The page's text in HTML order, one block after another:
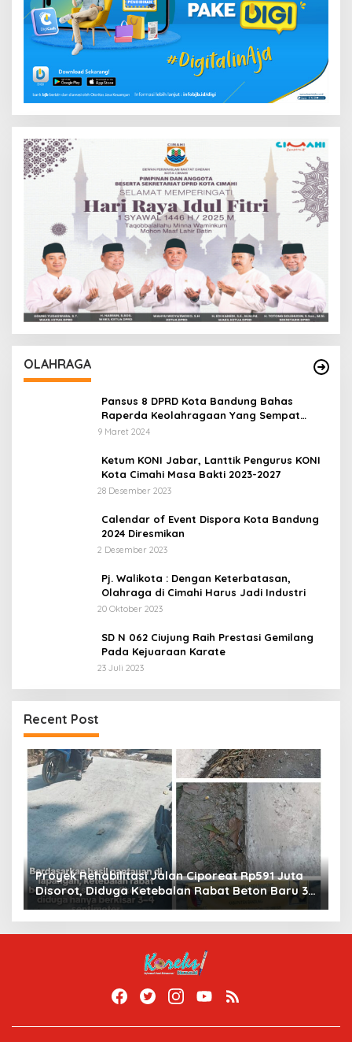
OLAHRAGA
Pansus 8 DPRD Kota Bandung Bahas
Raperda Keolahragaan Yang Sempat
Tertunda
9 Maret 2024
Ketum KONI Jabar, Lanttik Pengurus KONI
Kota Cimahi Masa Bakti 2023-2027
28 Desember 2023
Calendar of Event Dispora Kota Bandung
2024 Diresmikan
2 Desember 2023
Pj. Walikota : Dengan Keterbatasan,
Olahraga di Cimahi Harus Jadi Industri
20 Oktober 2023
SD N 062 Ciujung Raih Prestasi Gemilang
Pada Kejuaraan Karate
23 Juli 2023
Recent Post
Proyek Rehabilitasi Jalan Ciporeat Rp591 Juta
Disorot, Diduga Ketebalan Rabat Beton Baru 3–
4 Cm, Pelaksana Belum Berikan Penjelasan